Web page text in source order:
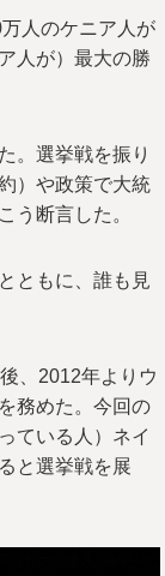
人のケニア人が
人が）最大の勝
。選挙戦を振り
）や政策で大統
う断言した。
ともに、誰も見
、2012年よりウ
務めた。今回の
ている人）ネイ
と選挙戦を展